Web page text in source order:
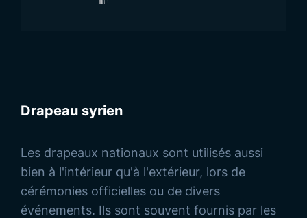
Drapeau syrien
Les drapeaux nationaux sont utilisés aussi
bien à l'intérieur qu'à l'extérieur, lors de
cérémonies officielles ou de divers
événements. Ils sont souvent fournis par les
Découvrez nos Produits